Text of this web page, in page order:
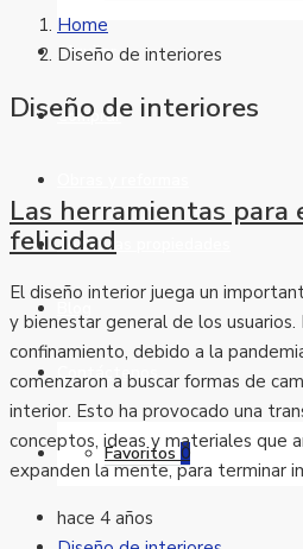
Alquilar
Comprar
Todas las propiedades
Contáctenos
Favoritos0
Home
Diseño de interiores
Diseño de interiores
Las herramientas para
felicidad
El diseño interior juega un
y bienestar general de los
confinamiento, debido a la
comenzaron a buscar formas de
interior. Esto ha provocado una
conceptos, ideas y materiales que
expanden la mente, para terminar
hace 4 años